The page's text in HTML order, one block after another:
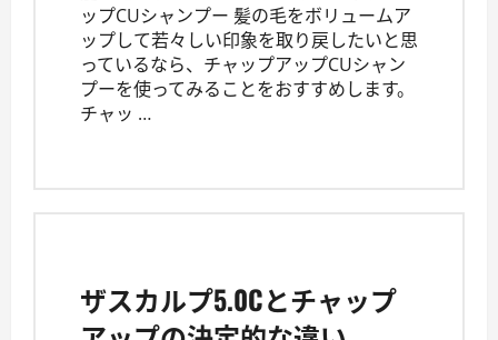
ップCUシャンプー 髪の毛をボリュームア
ップして若々しい印象を取り戻したいと思
っているなら、チャップアップCUシャン
プーを使ってみることをおすすめします。
チャッ …
ザスカルプ5.0Cとチャップ